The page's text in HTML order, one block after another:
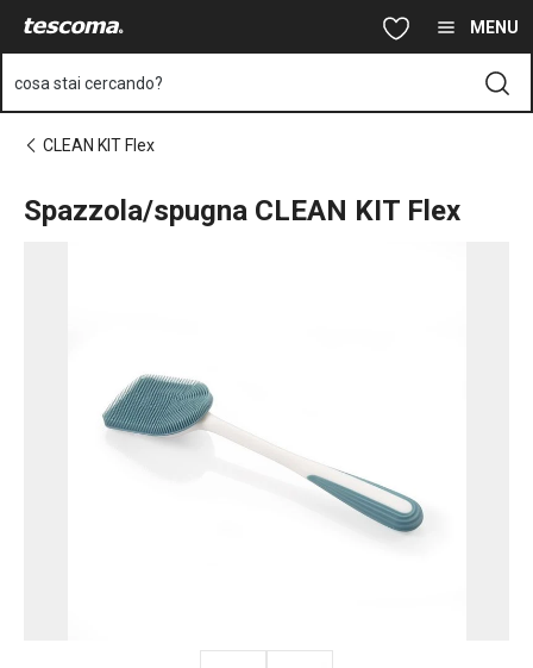
Vai al contenuto principale MENU
cosa stai cercando?
CLEAN KIT Flex
Spazzola/spugna CLEAN KIT Flex